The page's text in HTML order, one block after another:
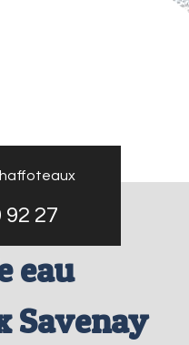
92 27
eau
Savenay